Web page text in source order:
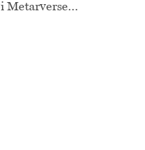
Metarverse...